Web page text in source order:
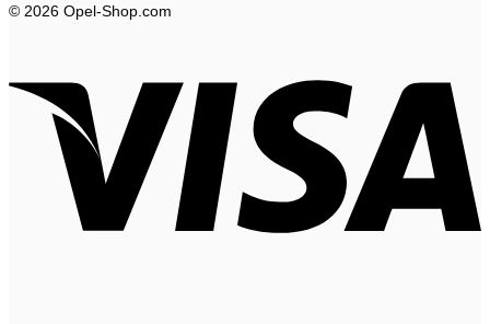
© 2026 Opel-Shop.com